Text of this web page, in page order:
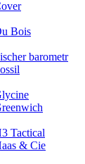
Bois
barometr
Tactical
& Cie